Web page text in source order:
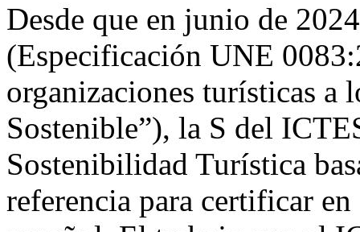
Desde que en junio de
(Especificación UNE
organizaciones turísticas a
Sostenible”), la S del
Sostenibilidad Turística
referencia para certificar